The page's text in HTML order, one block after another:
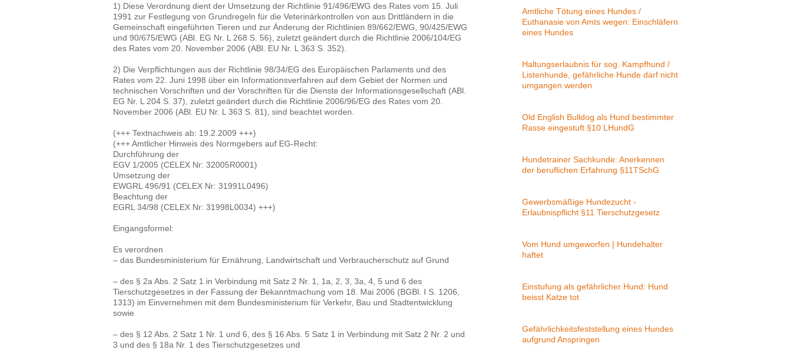
1) Diese Verordnung dient der Umsetzung der Richtlinie 91/496/EWG des Rates vom 15. Juli
1991 zur Festlegung von Grundregeln für die Veterinärkontrollen von aus Drittländern in die
Gemeinschaft eingeführten Tieren und zur Änderung der Richtlinien 89/662/EWG, 90/425/EWG
und 90/675/EWG (ABl. EG Nr. L 268 S. 56), zuletzt geändert durch die Richtlinie 2006/104/EG
des Rates vom 20. November 2006 (ABl. EU Nr. L 363 S. 352).
2) Die Verpflichtungen aus der Richtlinie 98/34/EG des Europäischen Parlaments und des
Rates vom 22. Juni 1998 über ein Informationsverfahren auf dem Gebiet der Normen und
technischen Vorschriften und der Vorschriften für die Dienste der Informationsgesellschaft (ABl.
EG Nr. L 204 S. 37), zuletzt geändert durch die Richtlinie 2006/96/EG des Rates vom 20.
November 2006 (ABl. EU Nr. L 363 S. 81), sind beachtet worden.
(+++ Textnachweis ab: 19.2.2009 +++)
(+++ Amtlicher Hinweis des Normgebers auf EG-Recht:
Durchführung der
EGV 1/2005 (CELEX Nr: 32005R0001)
Umsetzung der
EWGRL 496/91 (CELEX Nr: 31991L0496)
Beachtung der
EGRL 34/98 (CELEX Nr: 31998L0034) +++)
Eingangsformel:
Es verordnen
– das Bundesministerium für Ernährung, Landwirtschaft und Verbraucherschutz auf Grund
– des § 2a Abs. 2 Satz 1 in Verbindung mit Satz 2 Nr. 1, 1a, 2, 3, 3a, 4, 5 und 6 des
Tierschutzgesetzes in der Fassung der Bekanntmachung vom 18. Mai 2006 (BGBl. I S. 1206,
1313) im Einvernehmen mit dem Bundesministerium für Verkehr, Bau und Stadtentwicklung
sowie
– des § 12 Abs. 2 Satz 1 Nr. 1 und 6, des § 16 Abs. 5 Satz 1 in Verbindung mit Satz 2 Nr. 2 und
3 und des § 18a Nr. 1 des Tierschutzgesetzes und
Amtliche Tötung eines Hundes /
Euthanasie von Amts wegen: Einschläfern
eines Hundes
Haltungserlaubnis für sog. Kampfhund /
Listenhunde, gefährliche Hunde darf nicht
umgangen werden
Old English Bulldog als Hund bestimmter
Rasse eingestuft §10 LHundG
Hundetrainer Sachkunde: Anerkennen
der beruflichen Erfahrung §11TSchG
Gewerbsmäßige Hundezucht -
Erlaubnispflicht §11 Tierschutzgesetz
Vom Hund umgeworfen | Hundehalter
haftet
Einstufung als gefährlicher Hund: Hund
beisst Katze tot
Gefährlichkeitsfeststellung eines Hundes
aufgrund Anspringen